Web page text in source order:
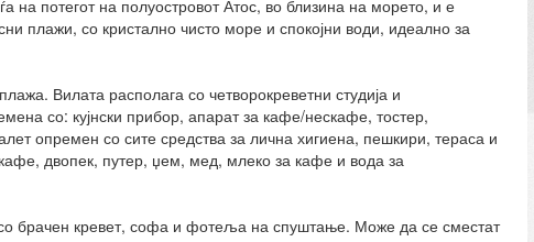
потегот на полуостровот Атос, во близина на морето, и е
плажи, со кристално чисто море и спокојни води, идеално за
Вилата располага со четворокреветни студија и
со: кујнски прибор, апарат за кафе/нескафе, тостер,
опремен со сите средства за лична хигиена, пешкири, тераса и
двопек, путер, џем, мед, млеко за кафе и вода за
брачен кревет, софа и фотеља на спуштање. Може да се сместат